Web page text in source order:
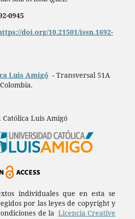
0945
doi.org/10.21501/issn.1692-
Luis Amigó - Transversal 51A
Luis Amigó
individuales que en esta se
por las leyes de copyright y
de la Licencia Creative